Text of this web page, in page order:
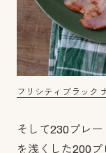
フリシティブラック
そして230プレ
を浅くした200プ